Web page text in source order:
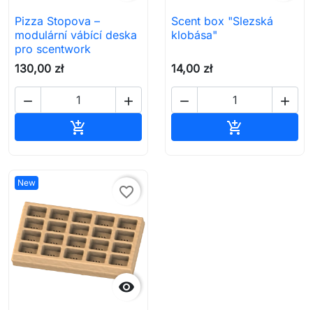
Pizza Stopova –
modulární vábící deska
pro scentwork
130,00 zł
 

Scent box "Slezská
klobása"
14,00 zł
 

New

favorite_border